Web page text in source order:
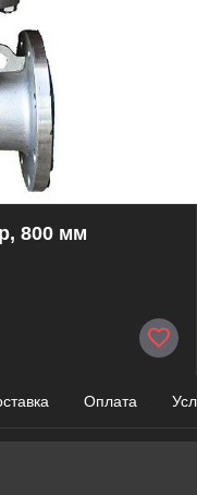
800 мм
Оплата